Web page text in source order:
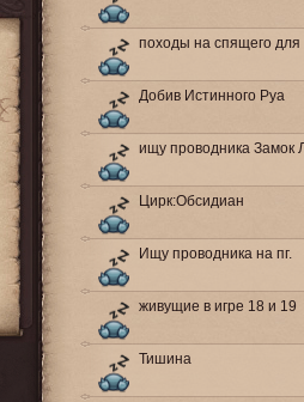
походы на спящего для
Добив Истинного Руа
ищу проводника Замок
Цирк:Обсидиан
Ищу проводника на пг.
живущие в игре 18 и 19
Тишина